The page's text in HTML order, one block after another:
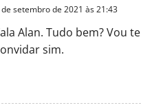
setembro de 2021 às 21:43
Alan. Tudo bem? Vou te
sim.